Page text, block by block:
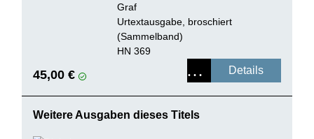
Graf
Urtextausgabe, broschiert
(Sammelband)
HN 369
45,00 € Details
Weitere Ausgaben dieses Titels